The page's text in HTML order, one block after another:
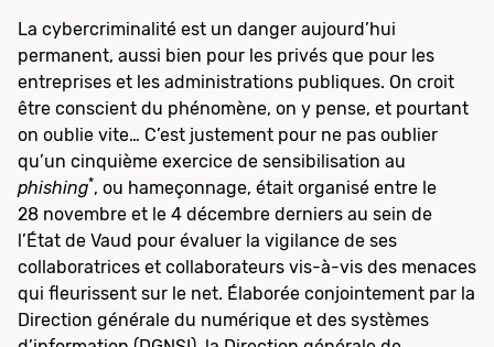
La cybercriminalité est un danger aujourd’hui
permanent, aussi bien pour les privés que pour les
entreprises et les administrations publiques. On croit
être conscient du phénomène, on y pense, et pourtant
on oublie vite… C’est justement pour ne pas oublier
qu’un cinquième exercice de sensibilisation au
phishing*, ou hameçonnage, était organisé entre le
28 novembre et le 4 décembre derniers au sein de
l’État de Vaud pour évaluer la vigilance de ses
collaboratrices et collaborateurs vis-à-vis des menaces
qui fleurissent sur le net. Élaborée conjointement par la
Direction générale du numérique et des systèmes